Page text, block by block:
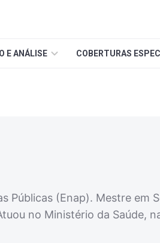
E ANÁLISE COBERTURAS
Públicas (Enap). Mestre em
no Ministério da Saúde,